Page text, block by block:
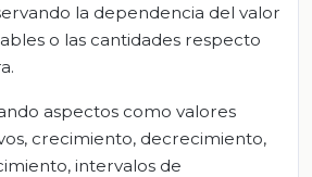
la dependencia del valor
o las cantidades respecto
aspectos como valores
crecimiento, decrecimiento,
intervalos de